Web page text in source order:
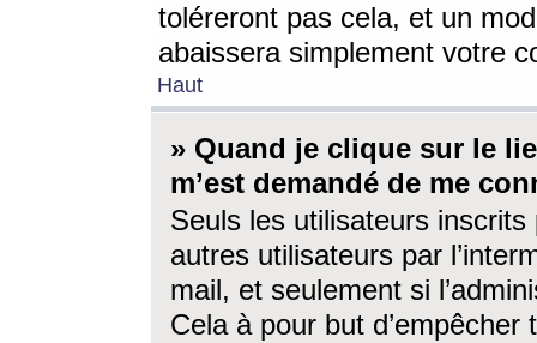
toléreront pas cela, et un
abaissera simplement votre
Haut
» Quand je clique sur le
m’est demandé de me
Seuls les utilisateurs
autres utilisateurs par
mail, et seulement si
Cela à pour but